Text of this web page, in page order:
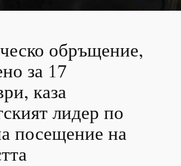
обръщение,
за 17
каза
лидер по
посещение на